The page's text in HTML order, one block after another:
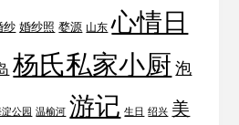
纱 婚纱照 婺源 山东 心情日
杨氏私家小厨 泡
公园 温榆河 游记 生日 绍兴 美